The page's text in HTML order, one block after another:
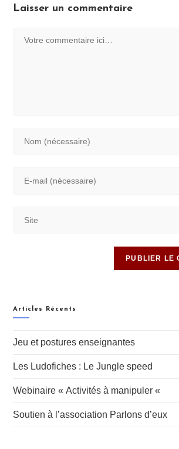
Laisser un commentaire
Articles Récents
Jeu et postures enseignantes
Les Ludofiches : Le Jungle speed
Webinaire « Activités à manipuler «
Soutien à l’association Parlons d’eux